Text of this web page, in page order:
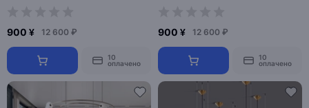
900 ¥ 12 600 ₽
10
оплачено
900 ¥ 12 600 ₽
10
оплачено